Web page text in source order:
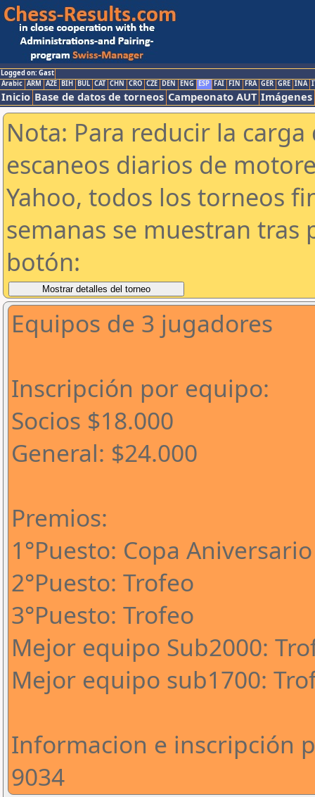
Logged on: Gast
Arabic ARM AZE BIH BUL CAT CHN CRO CZE DEN ENG ESP FAI FIN FRA GER GRE INA
Inicio Base de datos de torneos Campeonato AUT Imágenes
Nota: Para reducir la
escaneos diarios de
Yahoo, todos los torneos
semanas se muestran tras
botón:
Equipos de 3 jugadores
Inscripción por equipo:
Socios $18.000
General: $24.000
Premios:
1°Puesto: Copa Aniversario
2°Puesto: Trofeo
3°Puesto: Trofeo
Mejor equipo Sub2000:
Mejor equipo sub1700:
Informacion e inscripción
9034